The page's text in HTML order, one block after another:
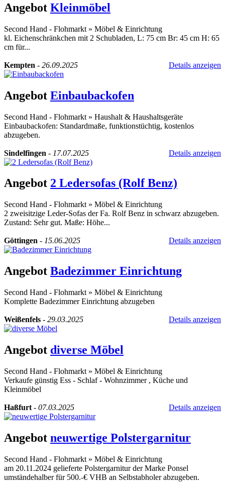
Angebot Kleinmöbel
Second Hand - Flohmarkt » Möbel & Einrichtung
kl. Eichenschränkchen mit 2 Schubladen, L: 75 cm Br: 45 cm H: 65
cm für...
Kempten - 26.09.2025 Details anzeigen
Angebot Einbaubackofen
Second Hand - Flohmarkt » Haushalt & Haushaltsgeräte
Einbaubackofen: Standardmaße, funktionstüchtig, kostenlos
abzugeben.
Sindelfingen - 17.07.2025 Details anzeigen
Angebot 2 Ledersofas (Rolf Benz)
Second Hand - Flohmarkt » Möbel & Einrichtung
2 zweisitzige Leder-Sofas der Fa. Rolf Benz in schwarz abzugeben.
Zustand: Sehr gut. Maße: Höhe...
Göttingen - 15.06.2025 Details anzeigen
Angebot Badezimmer Einrichtung
Second Hand - Flohmarkt » Möbel & Einrichtung
Komplette Badezimmer Einrichtung abzugeben
Weißenfels - 29.03.2025 Details anzeigen
Angebot diverse Möbel
Second Hand - Flohmarkt » Möbel & Einrichtung
Verkaufe günstig Ess - Schlaf - Wohnzimmer , Küche und
Kleinmöbel
Haßfurt - 07.03.2025 Details anzeigen
Angebot neuwertige Polstergarnitur
Second Hand - Flohmarkt » Möbel & Einrichtung
am 20.11.2024 gelieferte Polstergarnitur der Marke Ponsel
umständehalber für 500.-€ VHB an Selbstabholer abzugeben.